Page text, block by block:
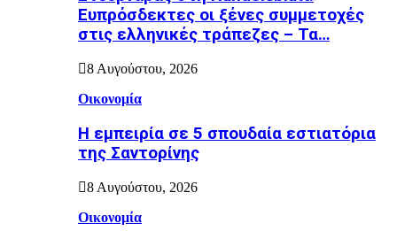
Ευπρόσδεκτες οι ξένες συμμετοχές
στις ελληνικές τράπεζες – Τα…
8 Αυγούστου, 2026
Οικονομία
Η εμπειρία σε 5 σπουδαία εστιατόρια
της Σαντορίνης
8 Αυγούστου, 2026
Οικονομία